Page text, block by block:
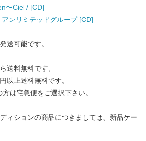
〜Ciel / [CD]
ンリミテッドグループ [CD]
送可能です。
送料無料です。
以上送料無料です。
は宅急便をご選択下さい。
ィションの商品につきましては、新品ケー